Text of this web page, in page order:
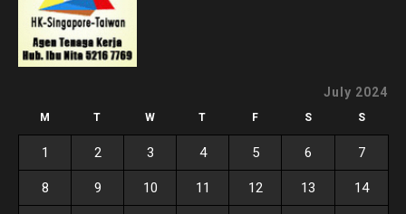
July 2024
M T W T F S S
1 2 3 4 5 6 7
8 9 10 11 12 13 14